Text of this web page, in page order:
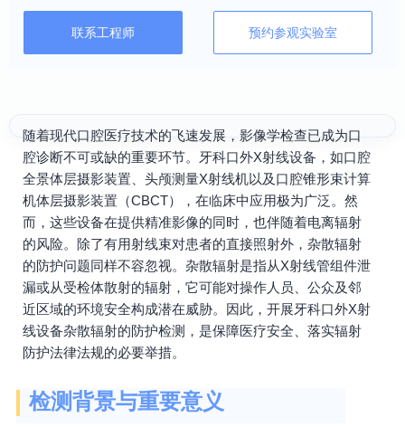
联系工程师 预约参观实验室
随着现代口腔医疗技术的飞速发展，影像学检查已成为口
腔诊断不可或缺的重要环节。牙科口外X射线设备，如口腔
全景体层摄影装置、头颅测量X射线机以及口腔锥形束计算
机体层摄影装置（CBCT），在临床中应用极为广泛。然
而，这些设备在提供精准影像的同时，也伴随着电离辐射
的风险。除了有用射线束对患者的直接照射外，杂散辐射
的防护问题同样不容忽视。杂散辐射是指从X射线管组件泄
漏或从受检体散射的辐射，它可能对操作人员、公众及邻
近区域的环境安全构成潜在威胁。因此，开展牙科口外X射
线设备杂散辐射的防护检测，是保障医疗安全、落实辐射
防护法律法规的必要举措。
检测背景与重要意义